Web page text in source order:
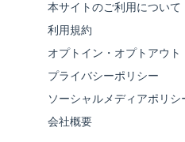
本サイトのご利用について
利用規約
オプトイン・オプトアウト
プライバシーポリシー
ソーシャルメディアポリシ
会社概要